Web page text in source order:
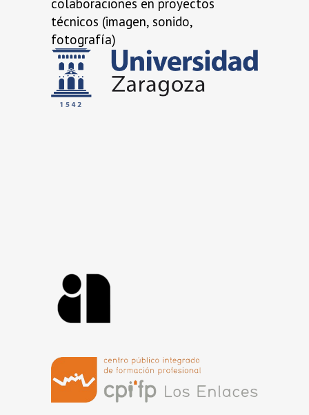
técnicos (imagen, sonido,
fotografía)